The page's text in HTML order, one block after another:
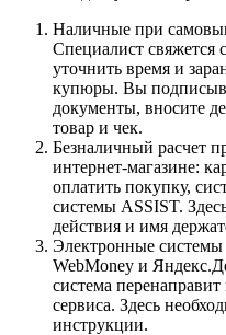
Наличные при
Специалист свяжется
уточнить время и
купюры. Вы
документы, вносите
товар и чек.
Безналичный расчет
интернет-магазине:
оплатить покупку,
системы ASSIST.
действия и имя
Электронные системы
WebMoney и
система
сервиса. Здесь
инструкции.